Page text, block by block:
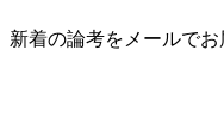
新着の論考をメールでお